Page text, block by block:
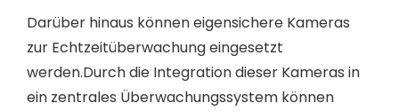
Darüber hinaus können eigensichere Kameras
zur Echtzeitüberwachung eingesetzt
werden.Durch die Integration dieser Kameras in
ein zentrales Überwachungssystem können